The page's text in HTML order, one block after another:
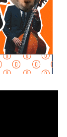
decisión.
observar
aseguró
que inclusoel
realizar